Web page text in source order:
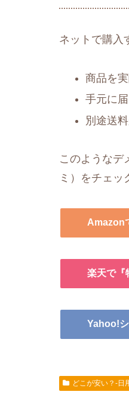
ネットで購入
商品を
手元に
別途送
このようなデ
ミ）をチェッ
Amazon
楽天で『
Yahoo!
どこが安い？-日